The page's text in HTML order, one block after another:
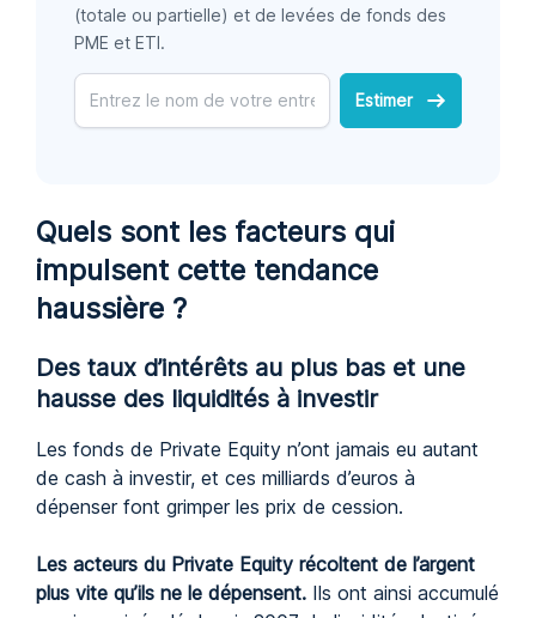
(totale ou partielle) et de levées de fonds des
PME et ETI.
Estimer
Quels sont les facteurs qui
impulsent cette tendance
haussière ?
Des taux d’intérêts au plus bas et une
hausse des liquidités à investir
Les fonds de Private Equity n’ont jamais eu autant
de cash à investir, et ces milliards d’euros à
dépenser font grimper les prix de cession.
Les acteurs du Private Equity récoltent de l’argent
plus vite qu’ils ne le dépensent. Ils ont ainsi accumulé